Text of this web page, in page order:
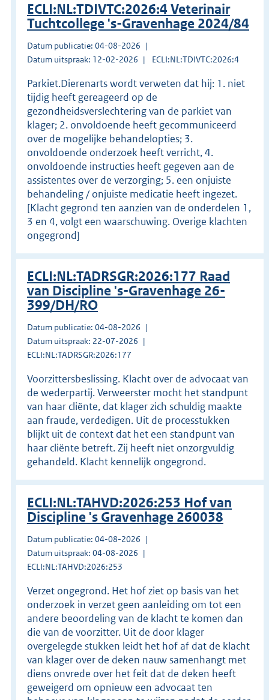
ECLI:NL:TDIVTC:2026:4 Veterinair
Tuchtcollege 's-Gravenhage 2024/84
Datum publicatie: 04-08-2026
Datum uitspraak: 12-02-2026
ECLI:NL:TDIVTC:2026:4
Parkiet.Dierenarts wordt verweten dat hij: 1. niet
tijdig heeft gereageerd op de
gezondheidsverslechtering van de parkiet van
klager; 2. onvoldoende heeft gecommuniceerd
over de mogelijke behandelopties; 3.
onvoldoende onderzoek heeft verricht, 4.
onvoldoende instructies heeft gegeven aan de
assistentes over de verzorging; 5. een onjuiste
behandeling / onjuiste medicatie heeft ingezet.
[Klacht gegrond ten aanzien van de onderdelen 1,
3 en 4, volgt een waarschuwing. Overige klachten
ongegrond]
ECLI:NL:TADRSGR:2026:177 Raad
van Discipline 's-Gravenhage 26-
399/DH/RO
Datum publicatie: 04-08-2026
Datum uitspraak: 22-07-2026
ECLI:NL:TADRSGR:2026:177
Voorzittersbeslissing. Klacht over de advocaat van
de wederpartij. Verweerster mocht het standpunt
van haar cliënte, dat klager zich schuldig maakte
aan fraude, verdedigen. Uit de processtukken
blijkt uit de context dat het een standpunt van
haar cliënte betreft. Zij heeft niet onzorgvuldig
gehandeld. Klacht kennelijk ongegrond.
ECLI:NL:TAHVD:2026:253 Hof van
Discipline 's Gravenhage 260038
Datum publicatie: 04-08-2026
Datum uitspraak: 04-08-2026
ECLI:NL:TAHVD:2026:253
Verzet ongegrond. Het hof ziet op basis van het
onderzoek in verzet geen aanleiding om tot een
andere beoordeling van de klacht te komen dan
die van de voorzitter. Uit de door klager
overgelegde stukken leidt het hof af dat de klacht
van klager over de deken nauw samenhangt met
diens onvrede over het feit dat de deken heeft
geweigerd om opnieuw een advocaat ten